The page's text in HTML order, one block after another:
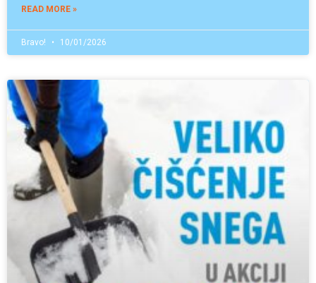
READ MORE »
Bravo! 10/01/2026